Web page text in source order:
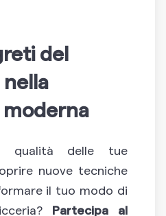
del
qualità delle tue
nuove tecniche
il tuo modo di
Partecipa al